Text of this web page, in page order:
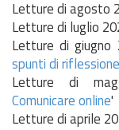
Letture di agosto
Letture di luglio
Letture di giugno
spunti di riflessione
Letture di
Comunicare online'
Letture di aprile